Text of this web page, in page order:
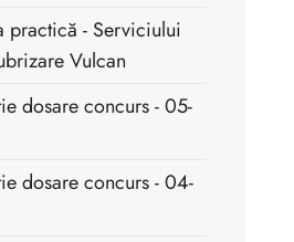
practică - Serviciului
Vulcan
dosare concurs - 05-
dosare concurs - 04-